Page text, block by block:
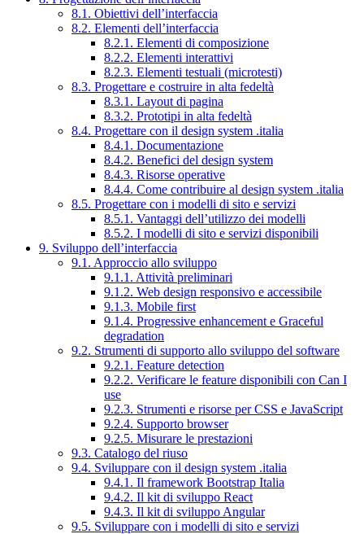
8.1. Obiettivi dell’interfaccia
8.2. Elementi dell’interfaccia
8.2.1. Elementi di composizione
8.2.2. Elementi interattivi
8.2.3. Elementi testuali (microtesti)
8.3. Progettare e costruire in alta fedeltà
8.3.1. Layout di pagina
8.3.2. Prototipi in alta fedeltà
8.4. Progettare con il design system .italia
8.4.1. Documentazione
8.4.2. Benefici del design system
8.4.3. Risorse operative
8.4.4. Come contribuire al design system .italia
8.5. Progettare con i modelli di sito e servizi
8.5.1. Vantaggi dell’utilizzo dei modelli
8.5.2. I modelli di sito e servizi disponibili
9. Sviluppo dell’interfaccia
9.1. Approccio allo sviluppo
9.1.1. Attività preliminari
9.1.2. Web design responsivo e accessibile
9.1.3. Mobile first
9.1.4. Progressive enhancement e Graceful
degradation
9.2. Strumenti di supporto allo sviluppo del software
9.2.1. Feature detection
9.2.2. Verificare le feature disponibili con Can I
use
9.2.3. Strumenti e risorse per CSS e JavaScript
9.2.4. Supporto browser
9.2.5. Misurare le prestazioni
9.3. Catalogo del riuso
9.4. Sviluppare con il design system .italia
9.4.1. Il framework Bootstrap Italia
9.4.2. Il kit di sviluppo React
9.4.3. Il kit di sviluppo Angular
9.5. Sviluppare con i modelli di sito e servizi